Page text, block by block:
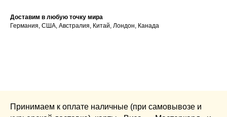
Доставим в любую точку мира
Германия, США, Австралия, Китай, Лондон, Канада
Принимаем к оплате наличные (при самовывозе и